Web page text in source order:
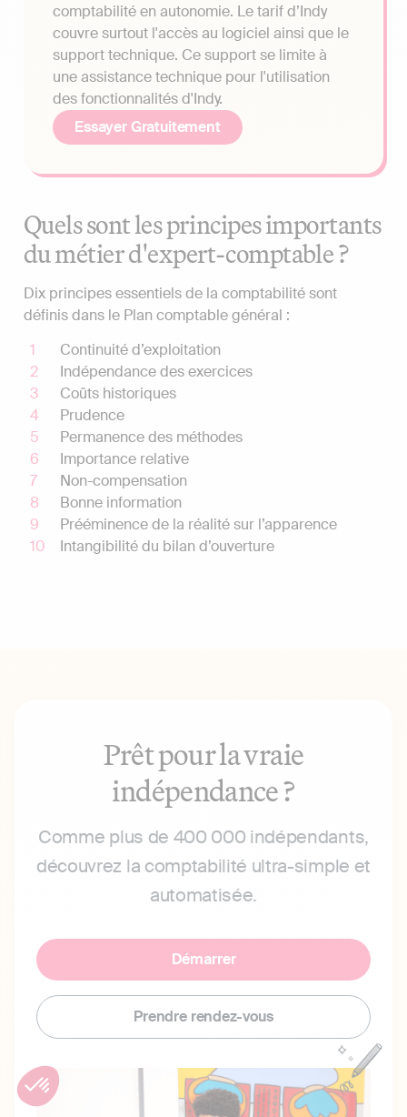
comptabilité en autonomie. Le tarif d’Indy
couvre surtout l'accès au logiciel ainsi que le
support technique. Ce support se limite à
une assistance technique pour l'utilisation
des fonctionnalités d'Indy.
Essayer Gratuitement
Quels sont les principes importants
du métier d'expert-comptable ?
Dix principes essentiels de la comptabilité sont
définis dans le Plan comptable général :
Continuité d’exploitation
Indépendance des exercices
Coûts historiques
Prudence
Permanence des méthodes
Importance relative
Non-compensation
Bonne information
Prééminence de la réalité sur l’apparence
Intangibilité du bilan d’ouverture
Prêt pour la vraie
indépendance ?
Comme plus de 400 000 indépendants,
découvrez la comptabilité ultra-simple et
automatisée.
Démarrer
Prendre rendez-vous